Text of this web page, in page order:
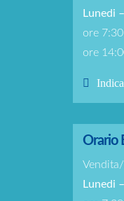
Lunedi
ore
ore
Orario
Lunedi